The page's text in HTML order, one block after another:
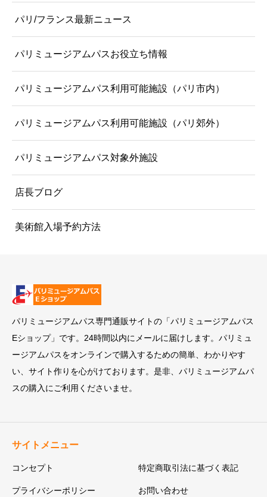
パリ/フランス最新ニュース
パリミュージアムパスお役立ち情報
パリミュージアムパス利用可能施設（パリ市内）
パリミュージアムパス利用可能施設（パリ郊外）
パリミュージアムパス対象外施設
店長ブログ
美術館入場予約方法
パリミュージアムパス専門通販サイトの「パリミュージアムパス
Eショップ」です。24時間以内にメールに届けします。パリミュ
ージアムパスをオンラインで購入するための簡単、わかりやす
い、サイト作りを心がけております。是非、パリミュージアムパ
スの購入にご利用くださいませ。
サイトメニュー
コンセプト 特定商取引法に基づく表記
プライバシーポリシー お問い合わせ